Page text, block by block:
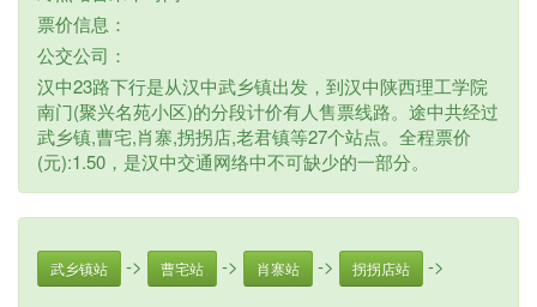
票价信息：
公交公司：
汉中23路下行是从汉中武乡镇出发，到汉中陕西理工学院
南门(聚兴名苑小区)的分段计价有人售票线路。途中共经过
武乡镇,曹宅,肖寨,拐拐店,老君镇等27个站点。全程票价
(元):1.50，是汉中交通网络中不可缺少的一部分。
武乡镇站 -> 曹宅站 -> 肖寨站 -> 拐拐店站 ->